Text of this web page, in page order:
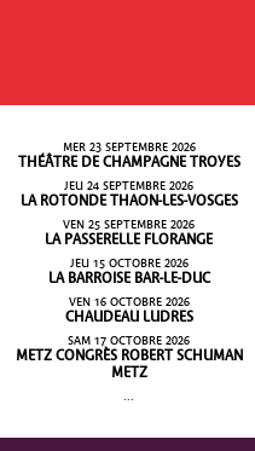
MER 23 SEPTEMBRE 2026
THÉÂTRE DE CHAMPAGNE TROYES
JEU 24 SEPTEMBRE 2026
LA ROTONDE THAON-LES-VOSGES
VEN 25 SEPTEMBRE 2026
LA PASSERELLE FLORANGE
JEU 15 OCTOBRE 2026
LA BARROISE BAR-LE-DUC
VEN 16 OCTOBRE 2026
CHAUDEAU LUDRES
SAM 17 OCTOBRE 2026
METZ CONGRÈS ROBERT SCHUMAN
METZ